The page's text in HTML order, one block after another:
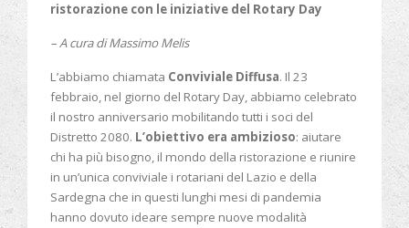
ristorazione con le iniziative del Rotary Day
– A cura di Massimo Melis
L’abbiamo chiamata Conviviale Diffusa. Il 23
febbraio, nel giorno del Rotary Day, abbiamo celebrato
il nostro anniversario mobilitando tutti i soci del
Distretto 2080. L’obiettivo era ambizioso: aiutare
chi ha più bisogno, il mondo della ristorazione e riunire
in un’unica conviviale i rotariani del Lazio e della
Sardegna che in questi lunghi mesi di pandemia
hanno dovuto ideare sempre nuove modalità